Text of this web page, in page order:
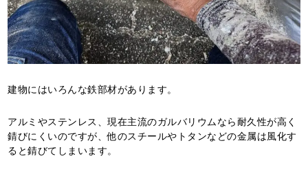
建物にはいろんな鉄部材があります。
アルミやステンレス、現在主流のガルバリウムなら耐久性が高く
錆びにくいのですが、他のスチールやトタンなどの金属は風化す
ると錆びてしまいます。